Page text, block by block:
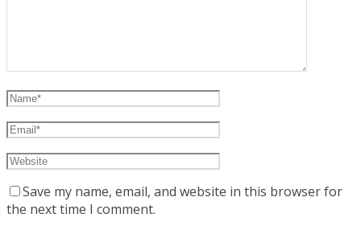
Save my name, email, and website in this browser for
the next time I comment.